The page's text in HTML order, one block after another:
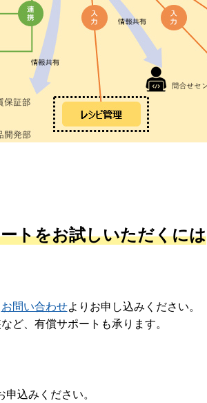
トをお試しいただくには
お問い合わせよりお申し込みください。
ど、有償サポートも承ります。
申込みください。